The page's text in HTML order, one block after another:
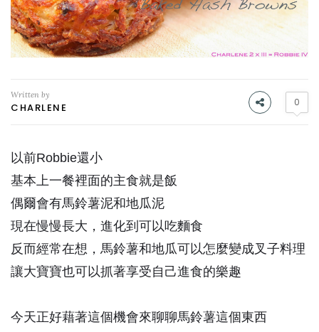
Written by
CHARLENE 0
以前Robbie還小
基本上一餐裡面的主食就是飯
偶爾會有馬鈴薯泥和地瓜泥
現在慢慢長大，進化到可以吃麵食
反而經常在想，馬鈴薯和地瓜可以怎麼變成叉子料理
讓大寶寶也可以抓著享受自己進食的樂趣
今天正好藉著這個機會來聊聊馬鈴薯這個東西